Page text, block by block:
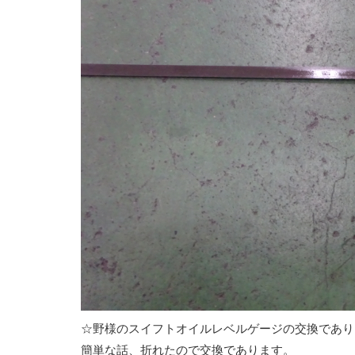
☆野様のスイフトオイルレベルゲージの交換であ
簡単な話、折れたので交換であります。